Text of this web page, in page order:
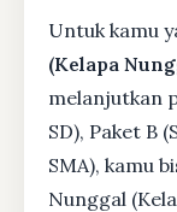
Untuk kamu
(Kelapa
melanjutkan
SD), Paket B
SMA), kamu
Nunggal